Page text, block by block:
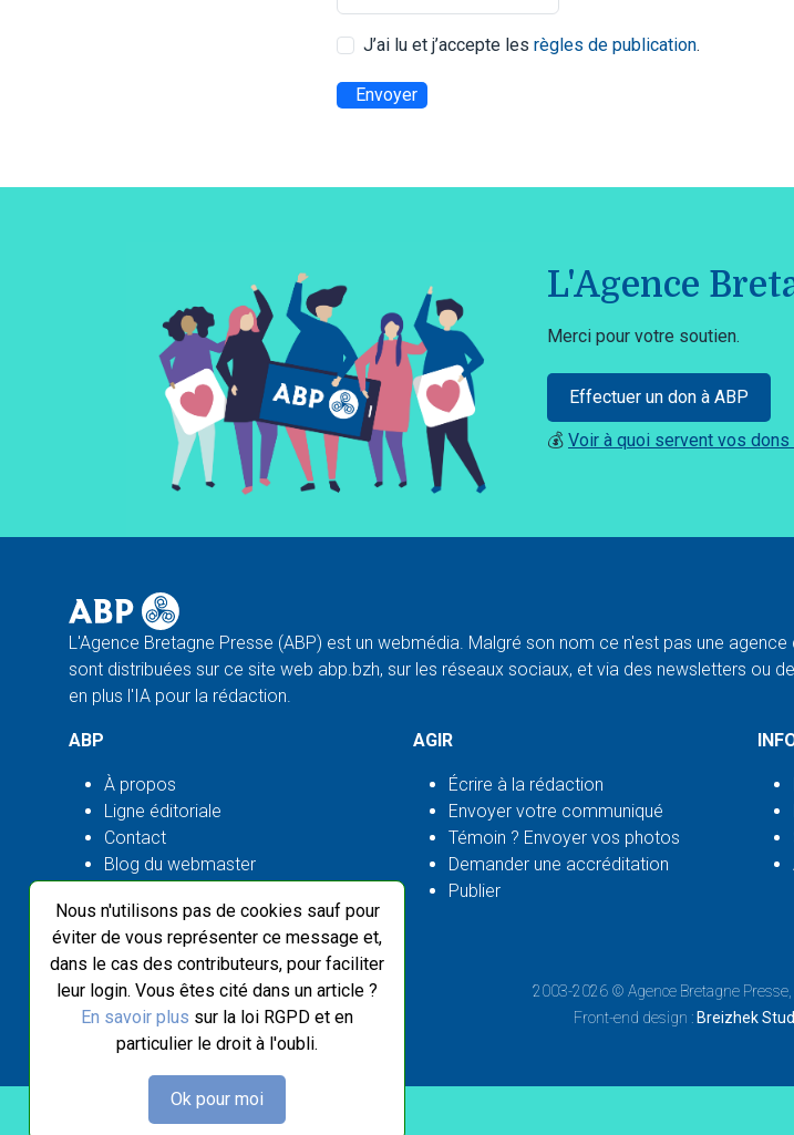
Nous n'utilisons pas de cookies sauf pour
éviter de vous représenter ce message et,
dans le cas des contributeurs, pour faciliter
leur login. Vous êtes cité dans un article ?
En savoir plus sur la loi RGPD et en
particulier le droit à l'oubli.
Ok pour moi
J’ai lu et j’accepte les règles de publication.
Envoyer
L'Agence
Merci pour votre soutien.
Effectuer un don à ABP
💰 Voir à quoi servent vos dons
L'Agence Bretagne Presse (ABP) est un webmédia. Malgré son nom ce n'est pas une
sont distribuées sur ce site web abp.bzh, sur les réseaux sociaux, et via des newsletters ou
en plus l'IA pour la rédaction.
ABP
À propos
Ligne éditoriale
Contact
Blog du webmaster
AGIR
Écrire à la rédaction
Envoyer votre communiqué
Témoin ? Envoyer vos photos
Demander une accréditation
Publier
2003-2026 © Agence Bretagne Presse
Front-end design : Breizhek